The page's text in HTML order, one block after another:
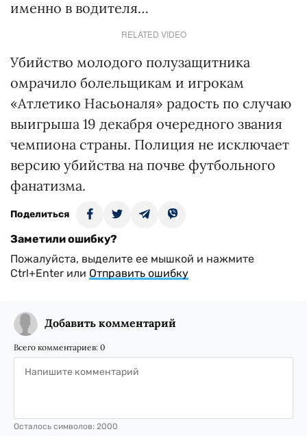
именно в водителя…
RELATED VIDEO
Убийство молодого полузащитника
омрачило болельщикам и игрокам
«Атлетико Насьоналя» радость по случаю
выигрыша 19 декабря очередного звания
чемпиона страны. Полиция не исключает
версию убийства на почве футбольного
фанатизма.
Поделиться
Заметили ошибку?
Пожалуйста, выделите ее мышкой и нажмите
Ctrl+Enter или Отправить ошибку
Добавить комментарий
Всего комментариев: 0
Осталось символов: 2000